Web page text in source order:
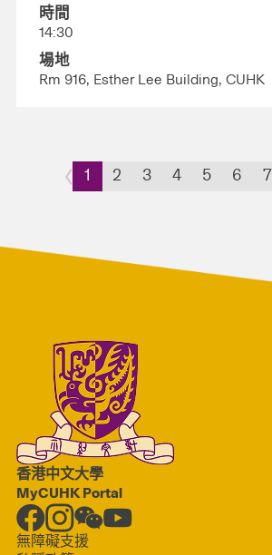
時間
14:30
場地
Rm 916, Esther Lee Building, CUHK
1 2 3 4 5 6 7
香港中文大學
MyCUHK Portal
無障礙支援